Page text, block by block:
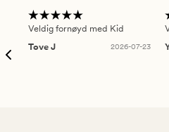
Veldig fornøyd med Kid
Tove J
2026-07-23